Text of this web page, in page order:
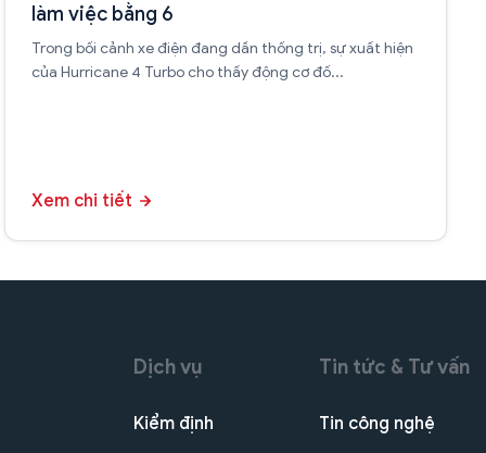
làm việc bằng 6
Trong bối cảnh xe điện đang dần thống trị, sự xuất hiện
của Hurricane 4 Turbo cho thấy động cơ đố...
Xem chi tiết
Dịch vụ
Kiểm định
Tin tức & Tư vấn
Tin công nghệ